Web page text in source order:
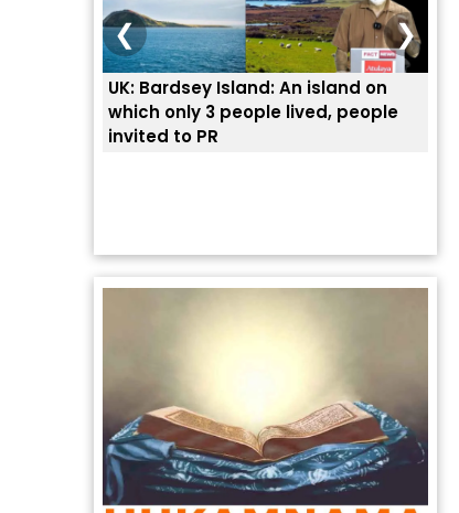
UK: Bardsey Island: An island on
which only 3 people lived, people
invited to PR
❮ ❯